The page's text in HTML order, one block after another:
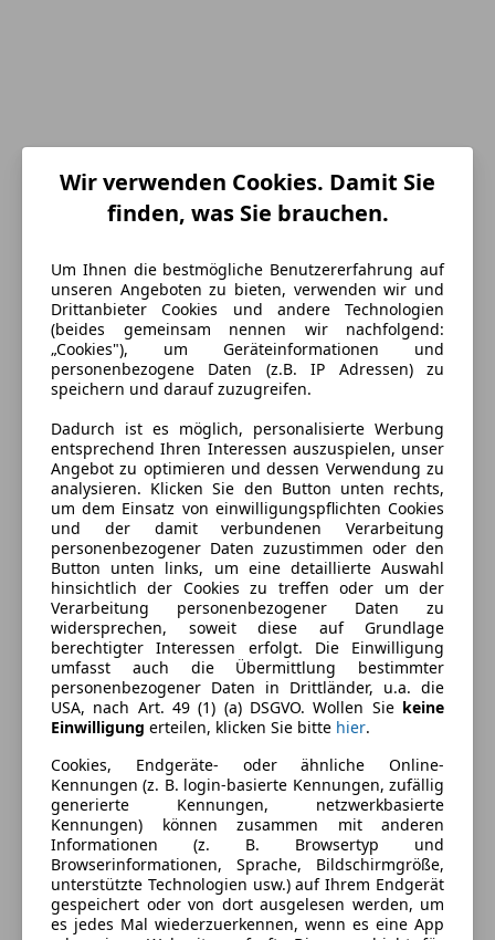
Energieverbrauch
Kraftstoff
Benzin
Kraftstoffverbrauch
4,30l/100 km (komb.)
CO₂-Emissionen
99 g/km (komb.)
Ausstattung
Komfort
Berganfahrassistent
Elektrische Fensterheber
Klimaautomatik
Lederlenkrad
Lichtsensor
Multifunktionslenkrad
Schiebedach
teilb. Rücksitzbank
Tempomat
Mehr anzeigen
Farbe und Innenausstattung
Außenfarbe
Weiß
Farbe laut Hersteller
Weiss
Farbe der
Innenausstattung
Grau
Innenausstattung Stoff
Wir verwenden Cookies. Damit Sie
finden, was Sie brauchen.
Um Ihnen die bestmögliche Benutzererfahrung auf
unseren Angeboten zu bieten, verwenden wir und
Drittanbieter Cookies und andere Technologien
(beides gemeinsam nennen wir nachfolgend:
„Cookies"), um Geräteinformationen und
personenbezogene Daten (z.B. IP Adressen) zu
speichern und darauf zuzugreifen.
Dadurch ist es möglich, personalisierte Werbung
entsprechend Ihren Interessen auszuspielen, unser
Angebot zu optimieren und dessen Verwendung zu
analysieren. Klicken Sie den Button unten rechts,
um dem Einsatz von einwilligungspflichten Cookies
und der damit verbundenen Verarbeitung
personenbezogener Daten zuzustimmen oder den
Button unten links, um eine detaillierte Auswahl
hinsichtlich der Cookies zu treffen oder um der
Verarbeitung personenbezogener Daten zu
widersprechen, soweit diese auf Grundlage
berechtigter Interessen erfolgt. Die Einwilligung
umfasst auch die Übermittlung bestimmter
personenbezogener Daten in Drittländer, u.a. die
USA, nach Art. 49 (1) (a) DSGVO. Wollen Sie keine
Einwilligung erteilen, klicken Sie bitte hier.
Cookies, Endgeräte- oder ähnliche Online-
Kennungen (z. B. login-basierte Kennungen, zufällig
generierte Kennungen, netzwerkbasierte
Kennungen) können zusammen mit anderen
Informationen (z. B. Browsertyp und
Browserinformationen, Sprache, Bildschirmgröße,
unterstützte Technologien usw.) auf Ihrem Endgerät
gespeichert oder von dort ausgelesen werden, um
es jedes Mal wiederzuerkennen, wenn es eine App